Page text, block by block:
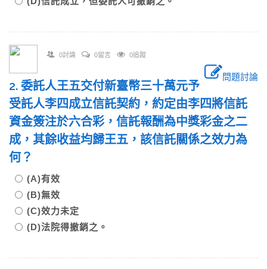
0討論 0留言 0追蹤
問題討論
2. 委託人王五交付新臺幣三十萬元予
受託人李四成立信託契約，約定由李四將信託
資金簽注於六合彩，信託報酬為中獎彩金之二
成，其餘收益均歸王五，該信託關係之效力為
何？
(A)有效
(B)無效
(C)效力未定
(D)法院得撤銷之。